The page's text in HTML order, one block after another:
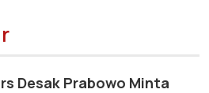
Desak Prabowo Minta